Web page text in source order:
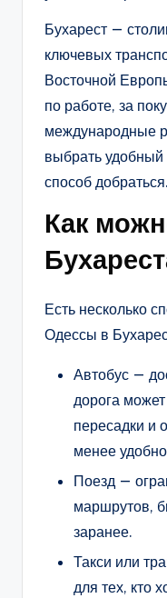
Бухарест —
ключевых
Восточной
по работе, за
международные
выбрать
способ добраться.
Как
Есть несколько
Одессы в
Автобус —
дорога
пересадки и
менее
Поезд —
маршрутов,
заранее.
Такси или
для тех, кто